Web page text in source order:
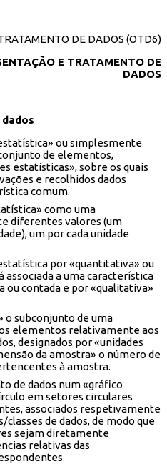
DE DADOS (OTD6)
E TRATAMENTO DE
DADOS
ou simplesmente
de elementos,
estatísticas», sobre os quais
e recolhidos dados
comum.
como uma
diferentes valores (um
um por cada unidade
por «quantitativa» ou
associada a uma característica
ou contada e por «qualitativa»
o subconjunto de uma
elementos relativamente aos
designados por «unidades
da amostra» o número de
à amostra.
de dados num «gráfico
em setores circulares
associados respetivamente
de dados, de modo que
sejam diretamente
relativas das